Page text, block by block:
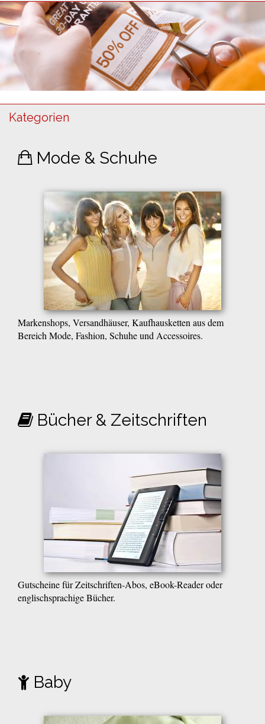
Kategorien
Mode & Schuhe
Markenshops, Versandhäuser, Kaufhausketten aus dem
Bereich Mode, Fashion, Schuhe und Accessoires.
Bücher & Zeitschriften
Gutscheine für Zeitschriften-Abos, eBook-Reader oder
englischsprachige Bücher.
Baby